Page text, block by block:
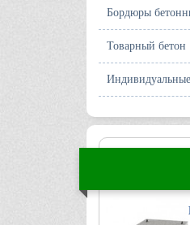
Бордюры
Товарный бетон